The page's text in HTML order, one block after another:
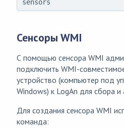
sensors
Сенсоры WMI
С помощью сенсора WMI
подключить WMI-
устройство (компьютер под
Windows) к LogAn для сбора и
Для создания сенсора WMI
команда: